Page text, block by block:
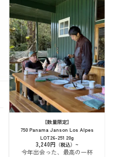
【数量限定】
750 Panama Janson Los Alpes
LOT26-251 20g
3,240円
今年出会った、最高の一杯